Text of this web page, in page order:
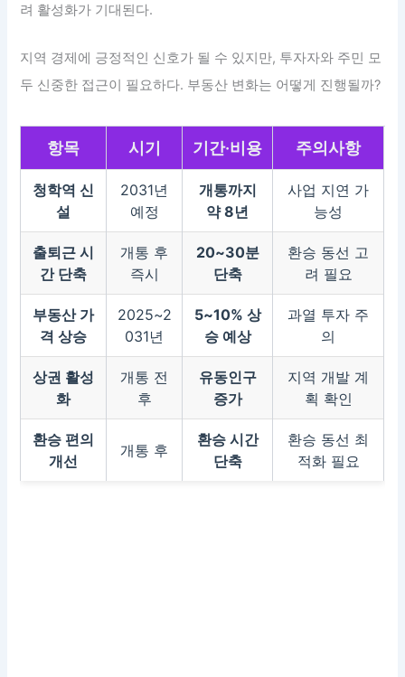
려 활성화가 기대된다.
지역 경제에 긍정적인 신호가 될 수 있지만, 투자자와 주민 모
두 신중한 접근이 필요하다. 부동산 변화는 어떻게 진행될까?
항목 시기 기간·비용 주의사항
청학역 신
설
2031년
예정
개통까지
약 8년
사업 지연 가
능성
출퇴근 시
간 단축
개통 후
즉시
20~30분
단축
환승 동선 고
려 필요
부동산 가
격 상승
2025~2
031년
5~10% 상
승 예상
과열 투자 주
의
상권 활성
화
개통 전
후
유동인구
증가
지역 개발 계
획 확인
환승 편의
개선
개통 후
환승 시간
단축
환승 동선 최
적화 필요